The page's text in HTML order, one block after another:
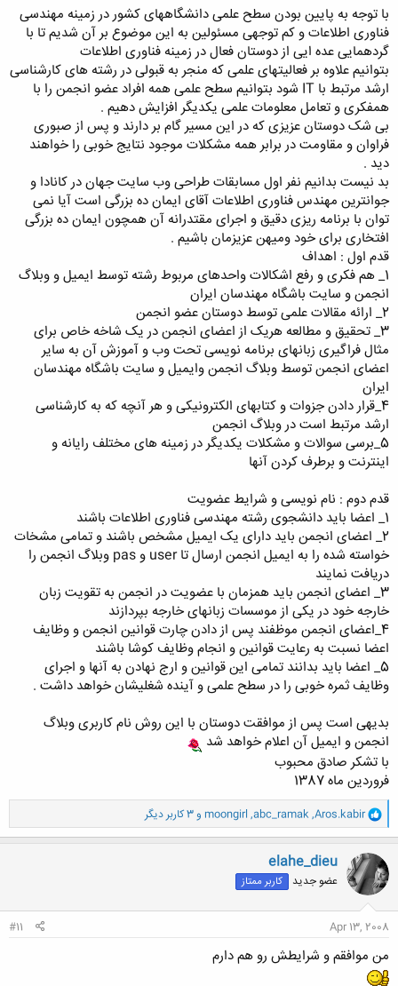
با توجه به پایین بودن سطح علمی دانشگاههای کشور در زمینه مهندسی
فناوری اطلاعات و کم توجهی مسئولین به این موضوع بر آن شدیم تا با
گردهمایی عده ایی از دوستان فعال در زمینه فناوری اطلاعات
بتوانیم علاوه بر فعالیتهای علمی که منجر به قبولی در رشته های کارشناسی
ارشد مرتبط با IT شود بتوانیم سطح علمی همه افراد عضو انجمن را با
همفکری و تعامل معلومات علمی یکدیگر افزایش دهیم .
بی شک دوستان عزیزی که در این مسیر گام بر دارند و پس از صبوری
فراوان و مقاومت در برابر همه مشکلات موجود نتایج خوبی را خواهند
دید .
بد نیست بدانیم نفر اول مسابقات طراحی وب سایت جهان در کانادا و
جوانترین مهندس فناوری اطلاعات آقای ایمان ده بزرگی است آیا نمی
توان با برنامه ریزی دقیق و اجرای مقتدرانه آن همچون ایمان ده بزرگی
افتخاری برای خود ومیهن عزیزمان باشیم .
قدم اول : اهداف
1_ هم فکری و رفع اشکالات واحدهای مربوط رشته توسط ایمیل و وبلاگ
انجمن و سایت باشگاه مهندسان ایران
2_ ارائه مقالات علمی توسط دوستان عضو انجمن
3_ تحقیق و مطالعه هریک از اعضای انجمن در یک شاخه خاص برای
مثال فراگیری زبانهای برنامه نویسی تحت وب و آموزش آن به سایر
اعضای انجمن توسط وبلاگ انجمن وایمیل و سایت باشگاه مهندسان
ایران
4_قرار دادن جزوات و کتابهای الکترونیکی و هر آنچه که به کارشناسی
ارشد مرتبط است در وبلاگ انجمن
5_برسی سوالات و مشکلات یکدیگر در زمینه های مختلف رایانه و
اینترنت و برطرف کردن آنها
قدم دوم : نام نویسی و شرایط عضویت
1_ اعضا باید دانشجوی رشته مهندسی فناوری اطلاعات باشند
2_ اعضای انجمن باید دارای یک ایمیل مشخص باشند و تمامی مشخات
خواسته شده را به ایمیل انجمن ارسال تا user و pas وبلاگ انجمن را
دریافت نمایند
3_ اعضای انجمن باید همزمان با عضویت در انجمن به تقویت زبان
خارجه خود در یکی از موسسات زبانهای خارجه بپردازند
4_اعضای انجمن موظفند پس از دادن چارت قوانین انجمن و وظایف
اعضا نسبت به رعایت قوانین و انجام وظایف کوشا باشند
5_ اعضا باید بدانند تمامی این قوانین و ارج نهادن به آنها و اجرای
وظایف ثمره خوبی را در سطح علمی و آینده شغلیشان خواهد داشت .
بدیهی است پس از موافقت دوستان با این روش نام کاربری وبلاگ
انجمن و ایمیل آن اعلام خواهد شد
با تشکر صادق محبوب
فروردین ماه 1387
و
ا
ک
ن
ش
ه
ا
Aros.kabir
,
abc_ramak
,
moongirl و 3 کاربر دیگر
elahe_dieu
عضو جدید کاربر ممتاز
Apr 13, 2008
#11
من موافقم و شرایطش رو هم دارم